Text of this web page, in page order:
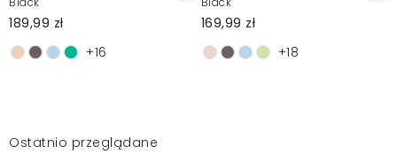
189,99 zł
+16
169,99 zł
+18
Ostatnio przeglądane